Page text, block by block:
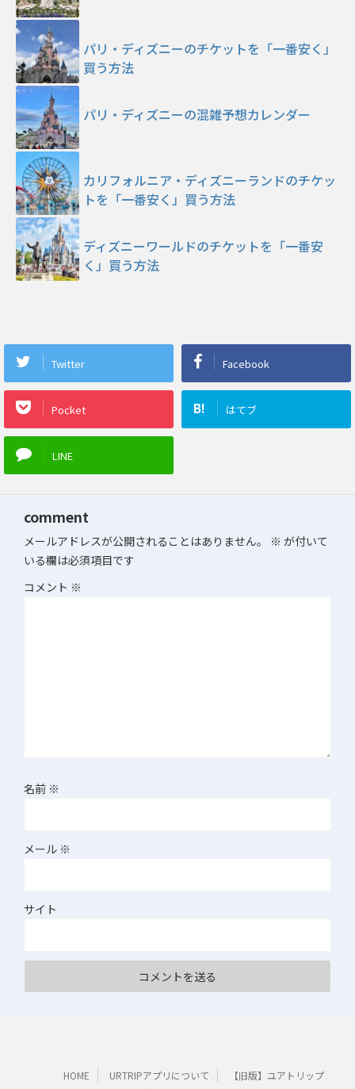
パリ・ディズニーのチケットを「一番安く」
買う方法
パリ・ディズニーの混雑予想カレンダー
カリフォルニア・ディズニーランドのチケッ
トを「一番安く」買う方法
ディズニーワールドのチケットを「一番安
く」買う方法
Twitter Facebook
Pocket B! はてブ
LINE
comment
メールアドレスが公開されることはありません。 ※ が付いて
いる欄は必須項目です
コメント ※
名前 ※
メール ※
サイト
HOME URTRIPアプリについて
【旧版】ユアトリップ